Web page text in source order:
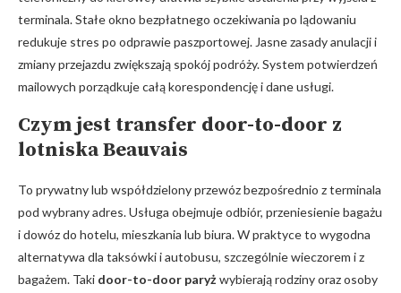
terminala. Stałe okno bezpłatnego oczekiwania po lądowaniu
redukuje stres po odprawie paszportowej. Jasne zasady anulacji i
zmiany przejazdu zwiększają spokój podróży. System potwierdzeń
mailowych porządkuje całą korespondencję i dane usługi.
Czym jest transfer door-to-door z
lotniska Beauvais
To prywatny lub współdzielony przewóz bezpośrednio z terminala
pod wybrany adres. Usługa obejmuje odbiór, przeniesienie bagażu
i dowóz do hotelu, mieszkania lub biura. W praktyce to wygodna
alternatywa dla taksówki i autobusu, szczególnie wieczorem i z
bagażem. Taki door-to-door paryż wybierają rodziny oraz osoby